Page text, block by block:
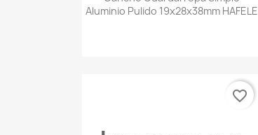
Aluminio Pulido 19x28x38mm HAFELE
favorite_border